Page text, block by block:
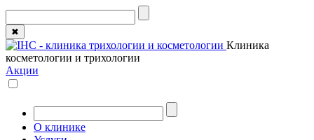
✖
Клиника
косметологии и трихологии
Акции
О клинике